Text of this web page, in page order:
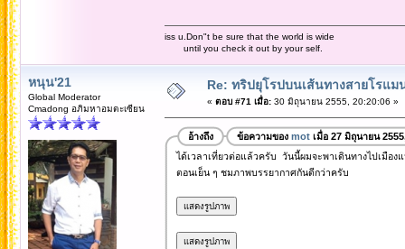
iss u.Don"t be sure that the world is wide
until you check it out by your self.
หนุน'21
Global Moderator
Cmadong อภิมหาอมตะเซียน
Re: ทริปยุโรปบนเส้นทางสายโรแม
« ตอบ #71 เมื่อ:30 มิถุนายน 2555, 20:20:06 »
อ้างถึง ข้อความของ motเมื่อ 27 มิถุนายน
ได้เวลาเที่ยวต่อแล้วครับ วันนี้ผมจะพาเดินทางไปเมือง
ตอนเย็น ๆ ชมภาพบรรยากาศกันดีกว่าครับ